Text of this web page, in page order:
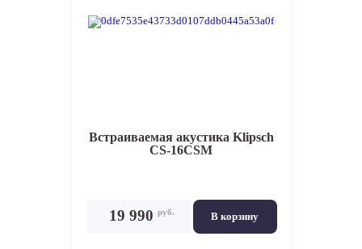
Встраиваемая акустикаKlipsch
CS-16CSM
В корзину
19 990 руб.